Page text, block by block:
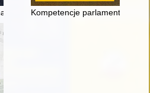
na zamku w Królewcu
Kompetencje parlamentu jako